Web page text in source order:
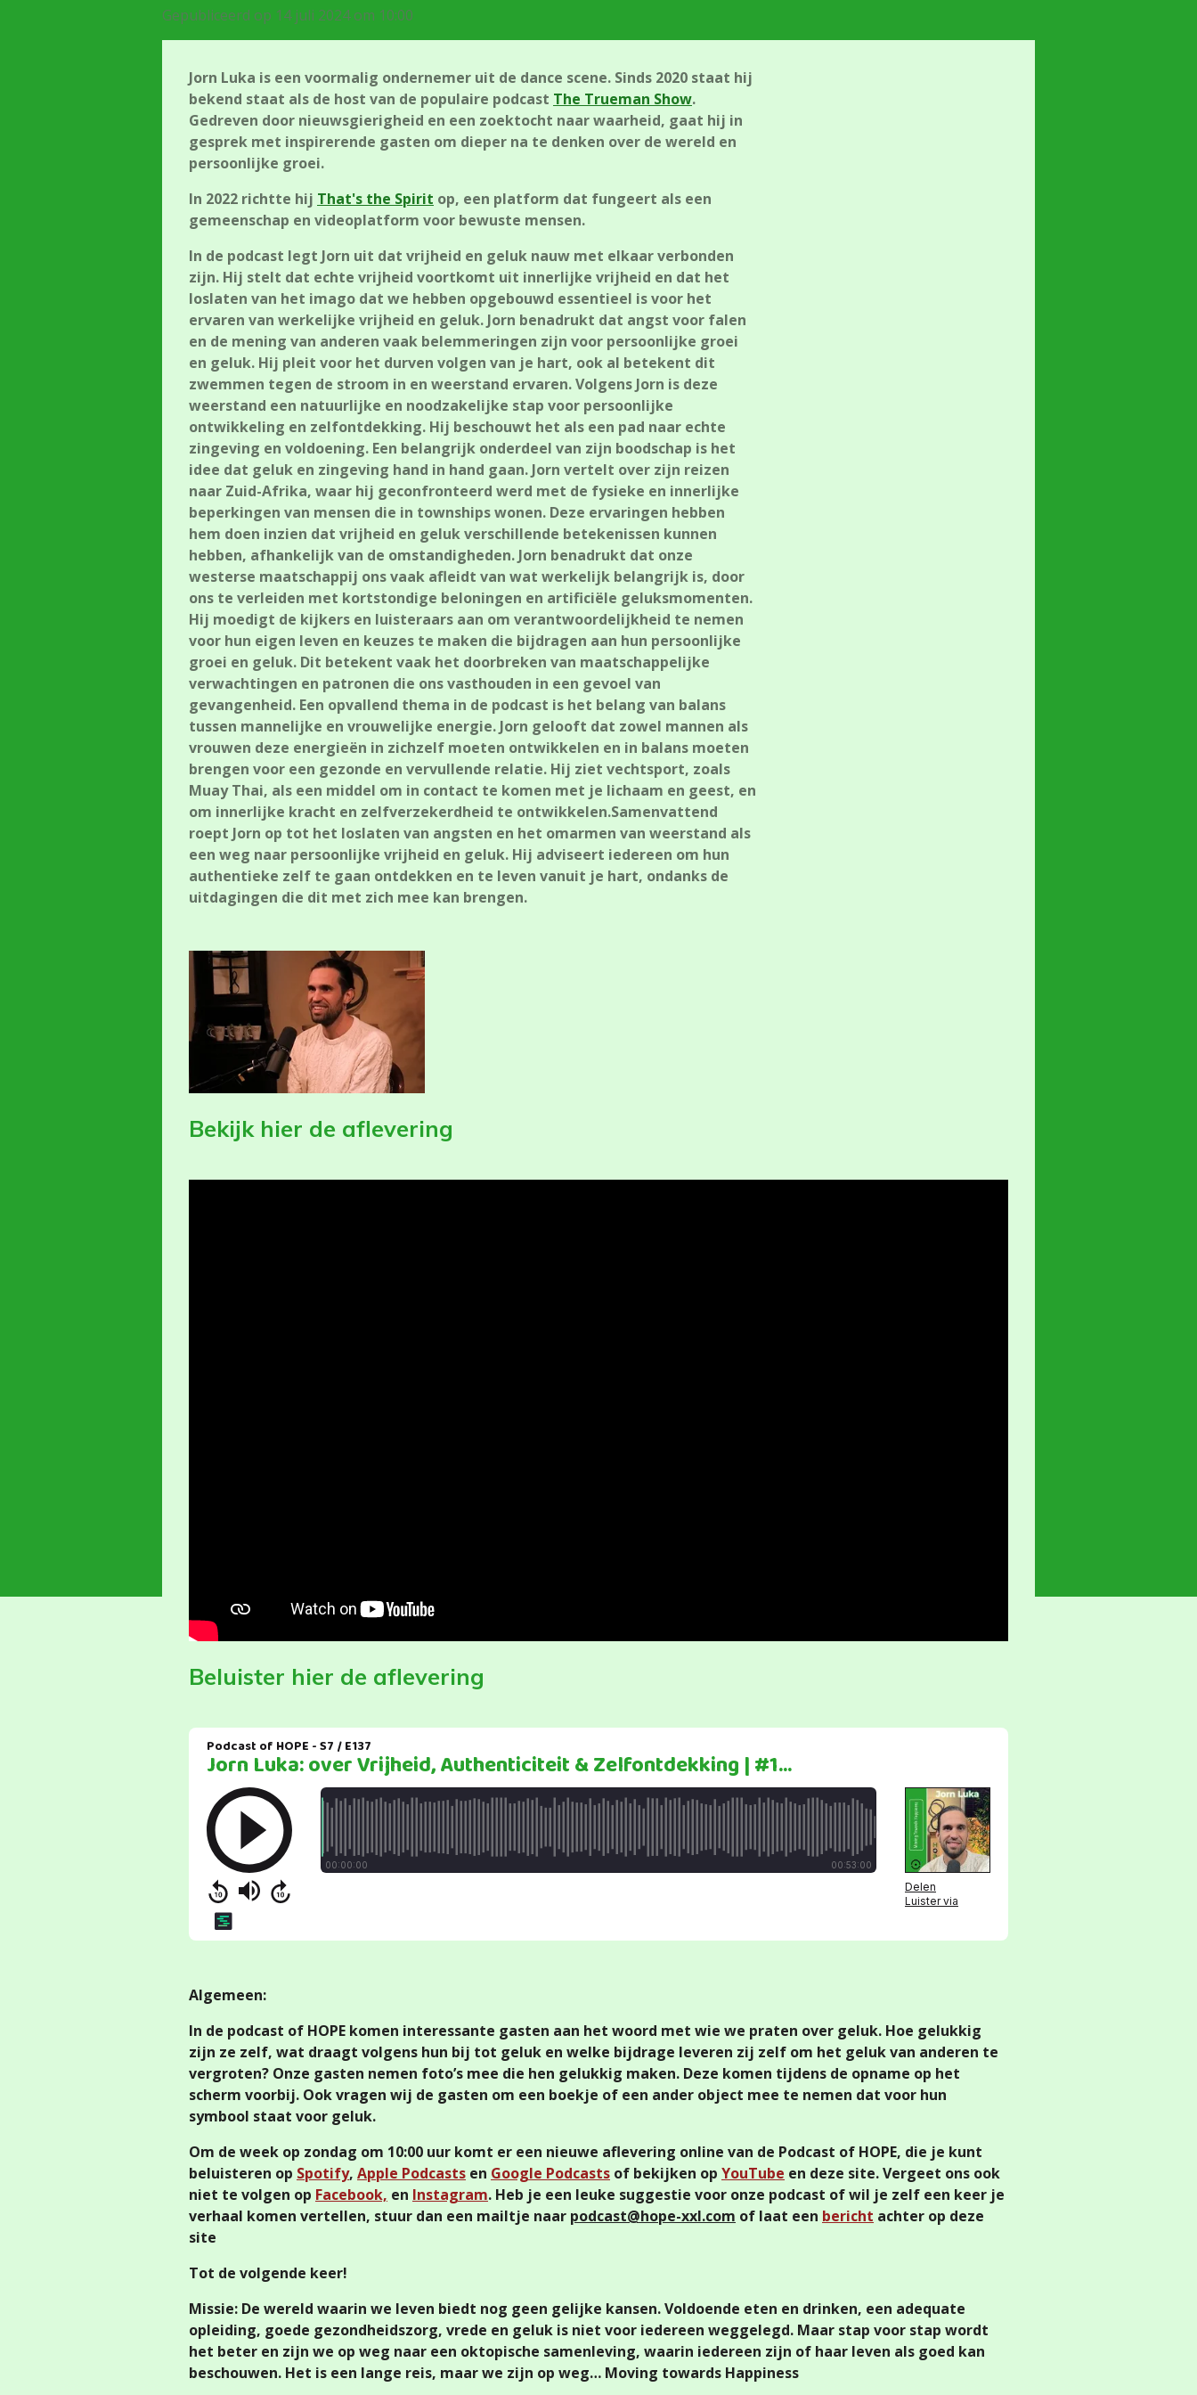
Gepubliceerd op 14 juli 2024 om 10:00
Jorn Luka is een voormalig ondernemer uit de dance scene. Sinds 2020 staat hij
bekend staat als de host van de populaire podcast The Trueman Show.
Gedreven door nieuwsgierigheid en een zoektocht naar waarheid, gaat hij in
gesprek met inspirerende gasten om dieper na te denken over de wereld en
persoonlijke groei.
In 2022 richtte hij That's the Spirit op, een platform dat fungeert als een
gemeenschap en videoplatform voor bewuste mensen.
In de podcast legt Jorn uit dat vrijheid en geluk nauw met elkaar verbonden
zijn. Hij stelt dat echte vrijheid voortkomt uit innerlijke vrijheid en dat het
loslaten van het imago dat we hebben opgebouwd essentieel is voor het
ervaren van werkelijke vrijheid en geluk. Jorn benadrukt dat angst voor falen
en de mening van anderen vaak belemmeringen zijn voor persoonlijke groei
en geluk. Hij pleit voor het durven volgen van je hart, ook al betekent dit
zwemmen tegen de stroom in en weerstand ervaren. Volgens Jorn is deze
weerstand een natuurlijke en noodzakelijke stap voor persoonlijke
ontwikkeling en zelfontdekking. Hij beschouwt het als een pad naar echte
zingeving en voldoening. Een belangrijk onderdeel van zijn boodschap is het
idee dat geluk en zingeving hand in hand gaan. Jorn vertelt over zijn reizen
naar Zuid-Afrika, waar hij geconfronteerd werd met de fysieke en innerlijke
beperkingen van mensen die in townships wonen. Deze ervaringen hebben
hem doen inzien dat vrijheid en geluk verschillende betekenissen kunnen
hebben, afhankelijk van de omstandigheden. Jorn benadrukt dat onze
westerse maatschappij ons vaak afleidt van wat werkelijk belangrijk is, door
ons te verleiden met kortstondige beloningen en artificiële geluksmomenten.
Hij moedigt de kijkers en luisteraars aan om verantwoordelijkheid te nemen
voor hun eigen leven en keuzes te maken die bijdragen aan hun persoonlijke
groei en geluk. Dit betekent vaak het doorbreken van maatschappelijke
verwachtingen en patronen die ons vasthouden in een gevoel van
gevangenheid. Een opvallend thema in de podcast is het belang van balans
tussen mannelijke en vrouwelijke energie. Jorn gelooft dat zowel mannen als
vrouwen deze energieën in zichzelf moeten ontwikkelen en in balans moeten
brengen voor een gezonde en vervullende relatie. Hij ziet vechtsport, zoals
Muay Thai, als een middel om in contact te komen met je lichaam en geest, en
om innerlijke kracht en zelfverzekerdheid te ontwikkelen.Samenvattend
roept Jorn op tot het loslaten van angsten en het omarmen van weerstand als
een weg naar persoonlijke vrijheid en geluk. Hij adviseert iedereen om hun
authentieke zelf te gaan ontdekken en te leven vanuit je hart, ondanks de
uitdagingen die dit met zich mee kan brengen.
Bekijk hier de aflevering
Beluister hier de aflevering
Algemeen:
In de podcast of HOPE komen interessante gasten aan het woord met wie we praten over geluk. Hoe gelukkig
zijn ze zelf, wat draagt volgens hun bij tot geluk en welke bijdrage leveren zij zelf om het geluk van anderen te
vergroten? Onze gasten nemen foto’s mee die hen gelukkig maken. Deze komen tijdens de opname op het
scherm voorbij. Ook vragen wij de gasten om een boekje of een ander object mee te nemen dat voor hun
symbool staat voor geluk.
Om de week op zondag om 10:00 uur komt er een nieuwe aflevering online van de Podcast of HOPE, die je kunt
beluisteren op Spotify, Apple Podcasts en Google Podcasts of bekijken op YouTube en deze site. Vergeet ons ook
niet te volgen op Facebook, en Instagram. Heb je een leuke suggestie voor onze podcast of wil je zelf een keer je
verhaal komen vertellen, stuur dan een mailtje naar podcast@hope-xxl.com of laat een bericht achter op deze
site
Tot de volgende keer!
Missie: De wereld waarin we leven biedt nog geen gelijke kansen. Voldoende eten en drinken, een adequate
opleiding, goede gezondheidszorg, vrede en geluk is niet voor iedereen weggelegd. Maar stap voor stap wordt
het beter en zijn we op weg naar een oktopische samenleving, waarin iedereen zijn of haar leven als goed kan
beschouwen. Het is een lange reis, maar we zijn op weg… Moving towards Happiness